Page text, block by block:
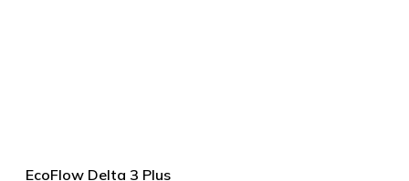
EcoFlow Delta 3 Plus